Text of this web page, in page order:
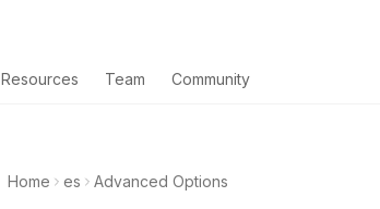
Resources Team Community
Home es Advanced Options